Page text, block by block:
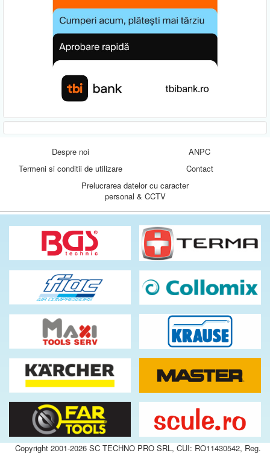
Despre noi
ANPC
Termeni si conditii de utilizare
Contact
Prelucrarea datelor cu caracter
personal & CCTV
Copyright 2001-2026 SC TECHNO PRO SRL, CUI: RO11430542, Reg.